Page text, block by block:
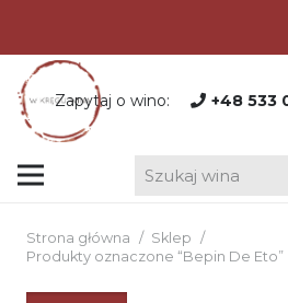
Zapytaj o wino: +48 533
Strona główna / Sklep
/
Produkty oznaczone “Bepin De Eto”